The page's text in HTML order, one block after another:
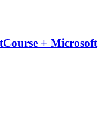
+ Microsoft